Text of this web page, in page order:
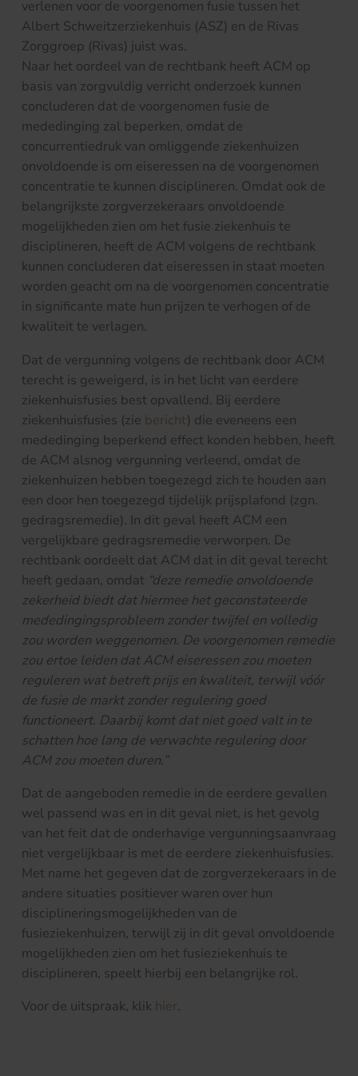
verlenen voor de voorgenomen fusie tussen het
Albert Schweitzerziekenhuis (ASZ) en de Rivas
Zorggroep (Rivas) juist was.
Naar het oordeel van de rechtbank heeft ACM op
basis van zorgvuldig verricht onderzoek kunnen
concluderen dat de voorgenomen fusie de
mededinging zal beperken, omdat de
concurrentiedruk van omliggende ziekenhuizen
onvoldoende is om eiseressen na de voorgenomen
concentratie te kunnen disciplineren. Omdat ook de
belangrijkste zorgverzekeraars onvoldoende
mogelijkheden zien om het fusie ziekenhuis te
disciplineren, heeft de ACM volgens de rechtbank
kunnen concluderen dat eiseressen in staat moeten
worden geacht om na de voorgenomen concentratie
in significante mate hun prijzen te verhogen of de
kwaliteit te verlagen.
Dat de vergunning volgens de rechtbank door ACM
terecht is geweigerd, is in het licht van eerdere
ziekenhuisfusies best opvallend. Bij eerdere
ziekenhuisfusies (zie bericht) die eveneens een
mededinging beperkend effect konden hebben, heeft
de ACM alsnog vergunning verleend, omdat de
ziekenhuizen hebben toegezegd zich te houden aan
een door hen toegezegd tijdelijk prijsplafond (zgn.
gedragsremedie). In dit geval heeft ACM een
vergelijkbare gedragsremedie verworpen. De
rechtbank oordeelt dat ACM dat in dit geval terecht
heeft gedaan, omdat “deze remedie onvoldoende
zekerheid biedt dat hiermee het geconstateerde
mededingingsprobleem zonder twijfel en volledig
zou worden weggenomen. De voorgenomen remedie
zou ertoe leiden dat ACM eiseressen zou moeten
reguleren wat betreft prijs en kwaliteit, terwijl vóór
de fusie de markt zonder regulering goed
functioneert. Daarbij komt dat niet goed valt in te
schatten hoe lang de verwachte regulering door
ACM zou moeten duren.”
Dat de aangeboden remedie in de eerdere gevallen
wel passend was en in dit geval niet, is het gevolg
van het feit dat de onderhavige vergunningsaanvraag
niet vergelijkbaar is met de eerdere ziekenhuisfusies.
Met name het gegeven dat de zorgverzekeraars in de
andere situaties positiever waren over hun
disciplineringsmogelijkheden van de
fusieziekenhuizen, terwijl zij in dit geval onvoldoende
mogelijkheden zien om het fusieziekenhuis te
disciplineren, speelt hierbij een belangrijke rol.
Voor de uitspraak, klik hier.